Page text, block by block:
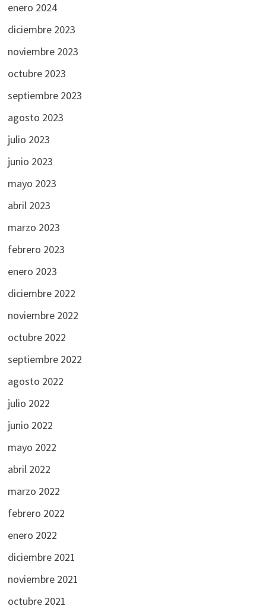
enero 2024
diciembre 2023
noviembre 2023
octubre 2023
septiembre 2023
agosto 2023
julio 2023
junio 2023
mayo 2023
abril 2023
marzo 2023
febrero 2023
enero 2023
diciembre 2022
noviembre 2022
octubre 2022
septiembre 2022
agosto 2022
julio 2022
junio 2022
mayo 2022
abril 2022
marzo 2022
febrero 2022
enero 2022
diciembre 2021
noviembre 2021
octubre 2021